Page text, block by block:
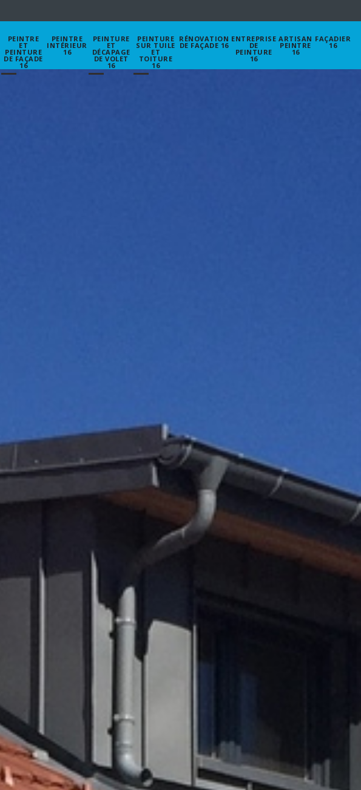
PEINTRE
ET
PEINTURE
DE FAÇADE
16
PEINTRE
INTÉRIEUR
16
PEINTURE
ET
DÉCAPAGE
DE VOLET
16
PEINTURE
SUR TUILE
ET
TOITURE
16
RÉNOVATION
DE FAÇADE 16
ENTREPRISE
DE
PEINTURE
16
ARTISAN
PEINTRE
16
FAÇADIER
16